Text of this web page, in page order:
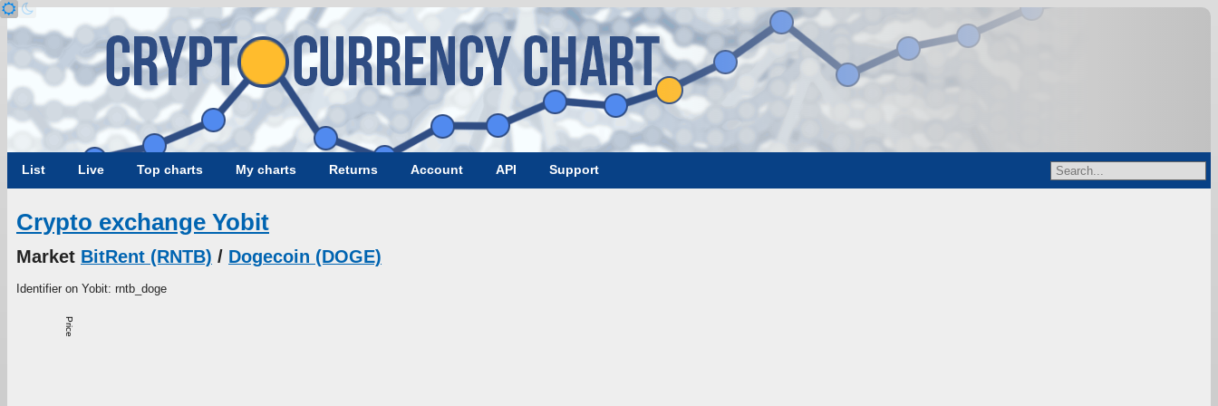
List Live Top charts My charts Returns Account API Support
Crypto exchange Yobit
Market BitRent (RNTB) / Dogecoin (DOGE)
Identifier on Yobit: rntb_doge
Price